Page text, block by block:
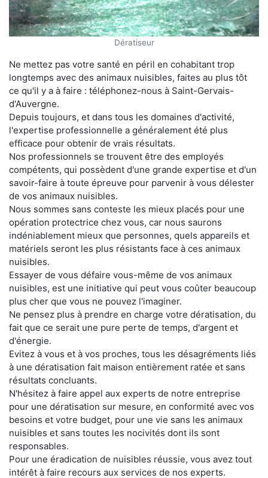
Dératiseur
Ne mettez pas votre santé en péril en cohabitant trop
longtemps avec des animaux nuisibles, faites au plus tôt
ce qu'il y a à faire : téléphonez-nous à Saint-Gervais-
d'Auvergne.
Depuis toujours, et dans tous les domaines d'activité,
l'expertise professionnelle a généralement été plus
efficace pour obtenir de vrais résultats.
Nos professionnels se trouvent être des employés
compétents, qui possèdent d'une grande expertise et d'un
savoir-faire à toute épreuve pour parvenir à vous délester
de vos animaux nuisibles.
Nous sommes sans conteste les mieux placés pour une
opération protectrice chez vous, car nous saurons
indéniablement mieux que personnes, quels appareils et
matériels seront les plus résistants face à ces animaux
nuisibles.
Essayer de vous défaire vous-même de vos animaux
nuisibles, est une initiative qui peut vous coûter beaucoup
plus cher que vous ne pouvez l'imaginer.
Ne pensez plus à prendre en charge votre dératisation, du
fait que ce serait une pure perte de temps, d'argent et
d'énergie.
Evitez à vous et à vos proches, tous les désagréments liés
à une dératisation fait maison entièrement ratée et sans
résultats concluants.
N'hésitez à faire appel aux experts de notre entreprise
pour une dératisation sur mesure, en conformité avec vos
besoins et votre budget, pour une vie sans les animaux
nuisibles et sans toutes les nocivités dont ils sont
responsables.
Pour une éradication de nuisibles réussie, vous avez tout
intérêt à faire recours aux services de nos experts.